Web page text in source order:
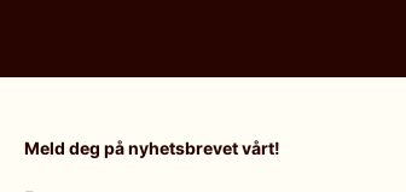
Meld deg på nyhetsbrevet vårt!